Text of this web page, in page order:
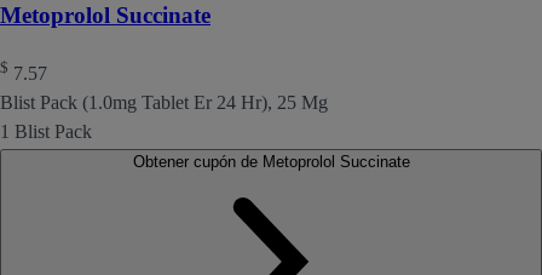
Metoprolol Succinate
$ 7.57
Blist Pack (1.0mg Tablet Er 24 Hr), 25 Mg
1 Blist Pack
Obtener cupón de Metoprolol Succinate